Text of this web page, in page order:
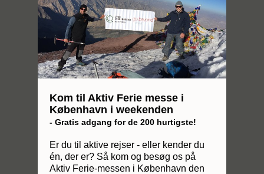
Kom til Aktiv Ferie messe i
København i weekenden
- Gratis adgang for de 200 hurtigste!
Er du til aktive rejser - eller kender du
én, der er? Så kom og besøg os på
Aktiv Ferie-messen i København den